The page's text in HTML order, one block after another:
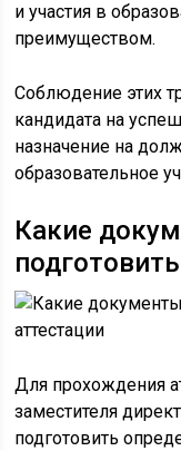
и участия в
преимуществом.
Соблюдение этих
кандидата на
назначение на
образовательное
Какие
Для прохождения
заместителя
подготовить